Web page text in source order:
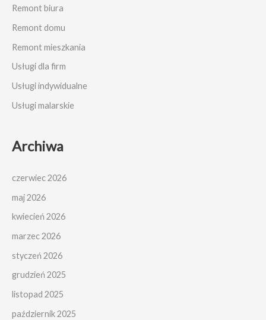
Remont biura
Remont domu
Remont mieszkania
Usługi dla firm
Usługi indywidualne
Usługi malarskie
Archiwa
czerwiec 2026
maj 2026
kwiecień 2026
marzec 2026
styczeń 2026
grudzień 2025
listopad 2025
październik 2025